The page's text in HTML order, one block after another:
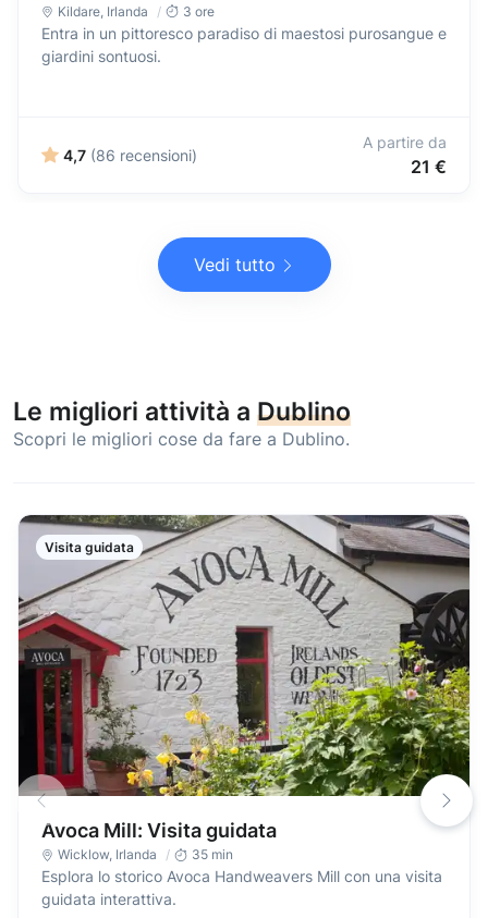
Kildare, Irlanda 3 ore
Entra in un pittoresco paradiso di maestosi purosangue e
giardini sontuosi.
4,7 (86 recensioni)
A partire da
21 €
Vedi tutto
Le migliori attività a Dublino
Scopri le migliori cose da fare a Dublino.
Visita guidata
Avoca Mill: Visita guidata
Wicklow, Irlanda 35 min
Esplora lo storico Avoca Handweavers Mill con una visita
guidata interattiva.